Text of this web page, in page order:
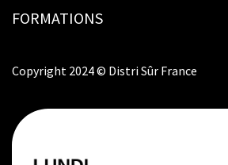
FORMATIONS
Copyright 2024 © Distri Sûr France